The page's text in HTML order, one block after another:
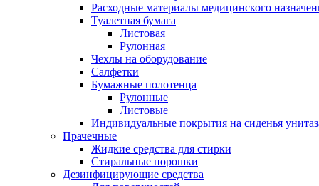
Расходные материалы медицинского
Туалетная бумага
Листовая
Рулонная
Чехлы на оборудование
Салфетки
Бумажные полотенца
Рулонные
Листовые
Индивидуальные покрытия на сиденья
Прачечные
Жидкие средства для стирки
Стиральные порошки
Дезинфицирующие средства